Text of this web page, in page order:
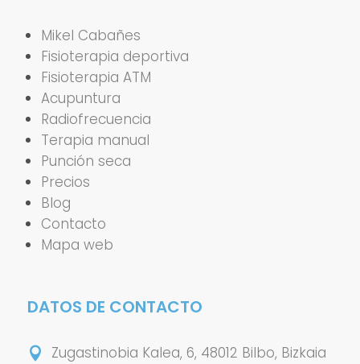
Mikel Cabañes
Fisioterapia deportiva
Fisioterapia ATM
Acupuntura
Radiofrecuencia
Terapia manual
Punción seca
Precios
Blog
Contacto
Mapa web
DATOS DE CONTACTO
 Zugastinobia Kalea, 6, 48012 Bilbo, Bizkaia